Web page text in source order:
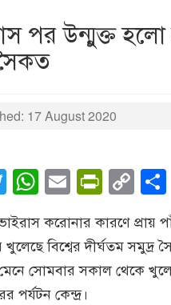
পর উন্মুক্ত হলো
17 August 2020
Twitter
WhatsApp
Email
করোনার কারণে প্রায়
বিশ্বের দীর্ঘতম সমুদ্র
মেনে সোমবার সকাল থেকে
পর্যটন কেন্দ্র।